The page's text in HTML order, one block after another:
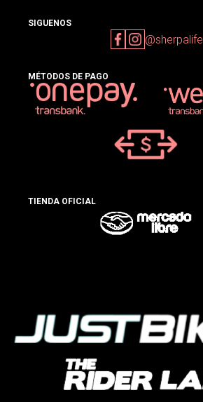
SIGUENOS
@sherpalife
MÉTODOS DE PAGO
TIENDA OFICIAL